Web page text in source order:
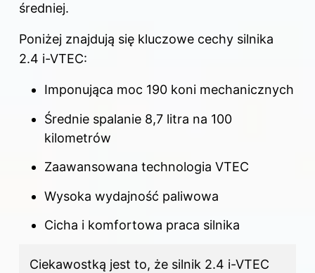
średniej.
Poniżej znajdują się kluczowe cechy silnika
2.4 i-VTEC:
Imponująca moc 190 koni mechanicznych
Średnie spalanie 8,7 litra na 100
kilometrów
Zaawansowana technologia VTEC
Wysoka wydajność paliwowa
Cicha i komfortowa praca silnika
Ciekawostką jest to, że silnik 2.4 i-VTEC